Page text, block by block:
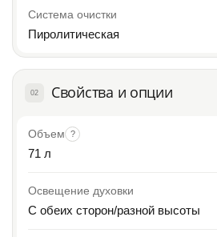
Система очистки
Пиролитическая
02 Свойства и опции
Объем ?
71 л
Освещение духовки
С обеих сторон/разной высоты